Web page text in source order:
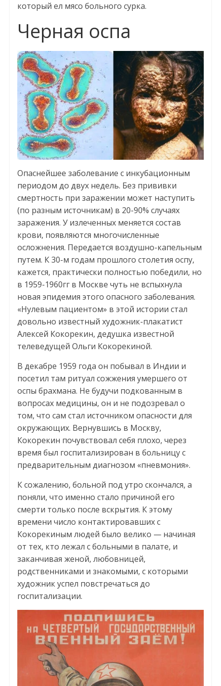
который ел мясо больного сурка.
Черная оспа
Опаснейшее заболевание с инкубационным
периодом до двух недель. Без прививки
смертность при заражении может наступить
(по разным источникам) в 20-90% случаях
заражения. У излеченных меняется состав
крови, появляются многочисленные
осложнения. Передается воздушно-капельным
путем. К 30-м годам прошлого столетия оспу,
кажется, практически полностью победили, но
в 1959-1960гг в Москве чуть не вспыхнула
новая эпидемия этого опасного заболевания.
«Нулевым пациентом» в этой истории стал
довольно известный художник-плакатист
Алексей Кокорекин, дедушка известной
телеведущей Ольги Кокорекиной.
В декабре 1959 года он побывал в Индии и
посетил там ритуал сожжения умершего от
оспы брахмана. Не будучи подкованным в
вопросах медицины, он и не подозревал о
том, что сам стал источником опасности для
окружающих. Вернувшись в Москву,
Кокорекин почувствовал себя плохо, через
время был госпитализирован в больницу с
предварительным диагнозом «пневмония».
К сожалению, больной под утро скончался, а
поняли, что именно стало причиной его
смерти только после вскрытия. К этому
времени число контактировавших с
Кокорекиным людей было велико — начиная
от тех, кто лежал с больными в палате, и
заканчивая женой, любовницей,
родственниками и знакомыми, с которыми
художник успел повстречаться до
госпитализации.